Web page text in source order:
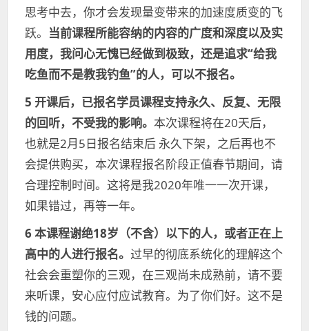
思考中去，你才会发现量变带来的加速度质变的飞
跃。 当前课程所能容纳的内容的广度和深度以及实
用度，我问心无愧已经做到极致，还是追求“给我
吃鱼而不是教我钓鱼”的人，可以不报名。
5 开课后，已报名学员课程支持永久、反复、无限
的回听，不受我的影响。 本次课程将在20天后，
也就是2月5日报名结束后 永久下架，之后再也不
会提供购买，本次课程报名阶段正值春节期间，请
合理控制时间。这将是我2020年唯一一次开课，
如果错过，再等一年。
6 本课程谢绝18岁（不含）以下的人，或者正在上
高中的人进行报名。 过早的彻底系统化的理解这个
社会会重塑你的三观，在三观尚未成熟前，请不要
来听课，安心应付应试教育。为了你们好。这不是
钱的问题。